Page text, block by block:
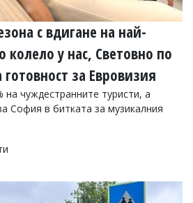
с вдигане на най-
колело у нас, Световно по
за Евровизия
чуждестранните туристи, а
София в битката за музикалния